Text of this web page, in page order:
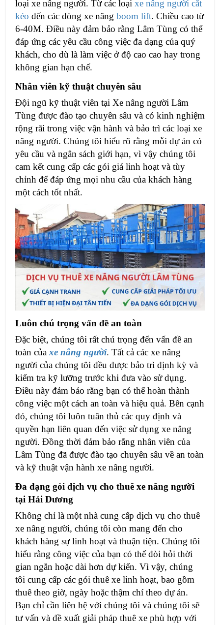
loại xe nâng người. Từ các loại xe nâng người cắt
kéo đến các dòng xe nâng boom lift. Chiều cao từ
6-40M. Điều này đảm bảo rằng Lâm Tùng có thể
đáp ứng các yêu cầu công việc đa dạng của quý
khách, cho dù là làm việc ở độ cao cao hay trong
không gian hạn chế.
Nhân viên kỹ thuật chuyên sâu
Đội ngũ kỹ thuật viên tại Xe nâng người Lâm
Tùng được đào tạo chuyên sâu và có kinh nghiệm
rộng rãi trong việc vận hành và bảo trì các loại xe
nâng người. Chúng tôi hiểu rõ rằng mỗi dự án có
yêu cầu và ngân sách giới hạn, vì vậy chúng tôi
cam kết cung cấp các gói giá linh hoạt và tùy
chỉnh để đáp ứng mọi nhu cầu của khách hàng
một cách tốt nhất.
Luôn chú trọng vấn đề an toàn
Đặc biệt, chúng tôi rất chú trọng đến vấn đề an
toàn củaxe nâng người. Tất cả các xe nâng
người của chúng tôi đều được bảo trì định kỳ và
kiểm tra kỹ lưỡng trước khi đưa vào sử dụng.
Điều này đảm bảo rằng bạn có thể hoàn thành
công việc một cách an toàn và hiệu quả. Bên cạnh
đó, chúng tôi luôn tuân thủ các quy định và
quyền hạn liên quan đến việc sử dụng xe nâng
người. Đồng thời đảm bảo rằng nhân viên của
Lâm Tùng đã được đào tạo chuyên sâu về an toàn
và kỹ thuật vận hành xe nâng người.
Đa dạng gói dịch vụ cho thuê xe nâng người
tại Hải Dương
Không chỉ là một nhà cung cấp dịch vụ cho thuê
xe nâng người, chúng tôi còn mang đến cho
khách hàng sự linh hoạt và thuận tiện. Chúng tôi
hiểu rằng công việc của bạn có thể đòi hỏi thời
gian ngắn hoặc dài hơn dự kiến. Vì vậy, chúng
tôi cung cấp các gói thuê xe linh hoạt, bao gồm
thuê theo giờ, ngày hoặc thậm chí theo dự án.
Bạn chỉ cần liên hệ với chúng tôi và chúng tôi sẽ
tư vấn và đề xuất giải pháp thuê xe phù hợp với